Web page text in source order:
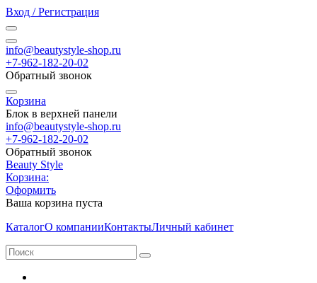
Вход / Регистрация
info@beautystyle-shop.ru
+7-962-182-20-02
Обратный звонок
Корзина
Блок в верхней панели
info@beautystyle-shop.ru
+7-962-182-20-02
Обратный звонок
Beauty Style
Корзина:
Оформить
Ваша корзина пуста
КаталогО компанииКонтактыЛичный кабинет